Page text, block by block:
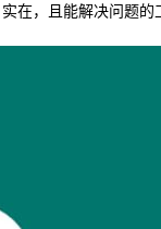
在，且能解决问题